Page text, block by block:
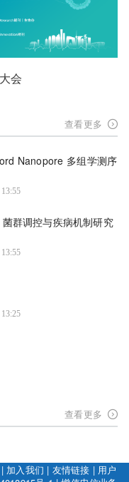
会
查看更多
Nanopore 多组学测序
群调控与疾病机制研究
查看更多
| 加入我们 | 友情链接 | 用户